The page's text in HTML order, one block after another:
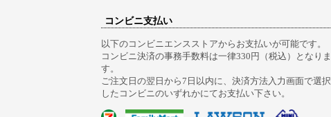
コンビニ支払い
以下のコンビニエンスストアからお支払いが可能です。
コンビニ決済の事務手数料は一律330円（税込）となりま
す。
ご注文日の翌日から7日以内に、決済方法入力画面で選択
したコンビニのいずれかにてお支払い下さい。